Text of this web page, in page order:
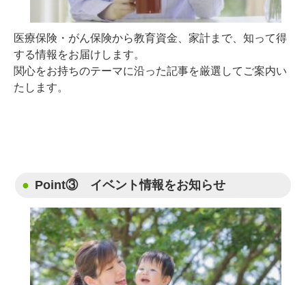
医療保険・がん保険から教育資金、家計まで、知って得
する情報をお届けします。
関心をお持ちのテーマに沿った記事を厳選してご案内い
たします。
Point③ イベント情報をお知らせ